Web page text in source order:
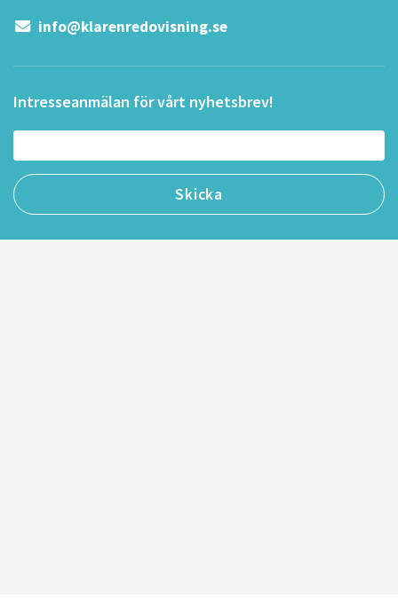
info@klarenredovisning.se
Intresseanmälan för vårt nyhetsbrev!